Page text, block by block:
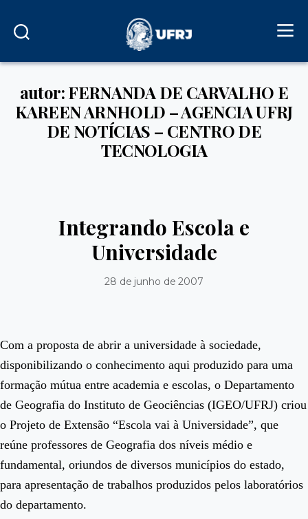
autor: FERNANDA DE CARVALHO E
KAREEN ARNHOLD – AGENCIA UFRJ
DE NOTÍCIAS – CENTRO DE
TECNOLOGIA
Integrando Escola e
Universidade
28 de junho de 2007
Com a proposta de abrir a universidade à sociedade,
disponibilizando o conhecimento aqui produzido para uma
formação mútua entre academia e escolas, o Departamento
de Geografia do Instituto de Geociências (IGEO/UFRJ) criou
o Projeto de Extensão “Escola vai à Universidade”, que
reúne professores de Geografia dos níveis médio e
fundamental, oriundos de diversos municípios do estado,
para apresentação de trabalhos produzidos pelos laboratórios
do departamento.